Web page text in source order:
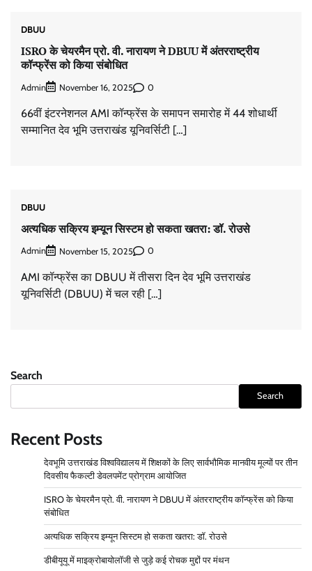
DBUU
ISRO के चेयरमैन प्रो. वी. नारायण ने DBUU में अंतरराष्ट्रीय
कॉन्फ्रेंस को किया संबोधित
Admin November 16, 2025 0
66वीं इंटरनेशनल AMI कॉन्फ्रेंस के समापन समारोह में 44 शोधार्थी
सम्मानित देव भूमि उत्तराखंड यूनिवर्सिटी […]
DBUU
अत्यधिक सक्रिय इम्यून सिस्टम हो सकता खतरा: डॉ. रोउसे
Admin November 15, 2025 0
AMI कॉन्फ्रेंस का DBUU में तीसरा दिन देव भूमि उत्तराखंड
यूनिवर्सिटी (DBUU) में चल रही […]
Search
Search
Recent Posts
देवभूमि उत्तराखंड विश्वविद्यालय में शिक्षकों के लिए सार्वभौमिक मानवीय मूल्यों पर तीन
दिवसीय फैकल्टी डेवलपमेंट प्रोग्राम आयोजित
ISRO के चेयरमैन प्रो. वी. नारायण ने DBUU में अंतरराष्ट्रीय कॉन्फ्रेंस को किया
संबोधित
अत्यधिक सक्रिय इम्यून सिस्टम हो सकता खतरा: डॉ. रोउसे
डीबीयूयू में माइक्रोबायोलॉजी से जुड़े कई रोचक मुद्दों पर मंथन